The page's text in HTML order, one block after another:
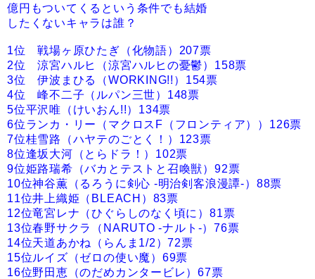
億円もついてくるという条件でも結婚
したくないキャラは誰？
1位 戦場ヶ原ひたぎ（化物語）207票
2位 涼宮ハルヒ（涼宮ハルヒの憂鬱）158票
3位 伊波まひる（WORKING!!）154票
4位 峰不二子（ルパン三世）148票
5位平沢唯（けいおん!!）134票
6位ランカ・リー（マクロスF（フロンティア））126票
7位桂雪路（ハヤテのごとく！）123票
8位逢坂大河（とらドラ！）102票
9位姫路瑞希（バカとテストと召喚獣）92票
10位神谷薫（るろうに剣心 -明治剣客浪漫譚-）88票
11位井上織姫（BLEACH）83票
12位竜宮レナ（ひぐらしのなく頃に）81票
13位春野サクラ（NARUTO -ナルト-）76票
14位天道あかね（らんま1/2）72票
15位ルイズ（ゼロの使い魔）69票
16位野田恵（のだめカンタービレ）67票